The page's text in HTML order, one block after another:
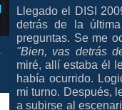
Llegado el DISI
detrás de la
preguntas. Se me
"Bien, vas detrás
miré, allí estaba él
había ocurrido.
mi turno. Después,
a subirse al